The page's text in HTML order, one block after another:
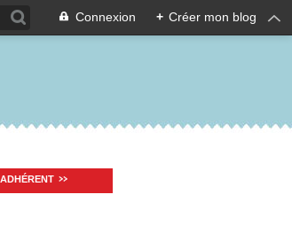
Connexion + Créer mon blog